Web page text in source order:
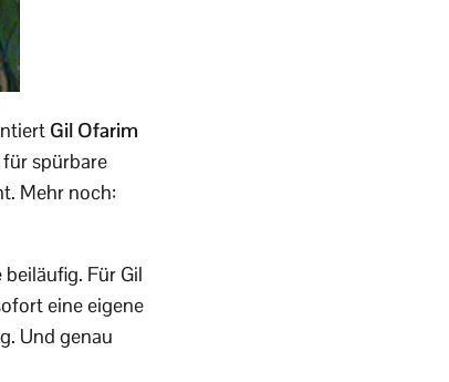
Gil Ofarim
spürbare
Mehr noch:
Für Gil
eine eigene
Und genau